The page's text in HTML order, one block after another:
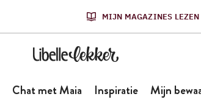
MIJN MAGAZINES LEZEN
Chat met Maia Inspiratie Mijn